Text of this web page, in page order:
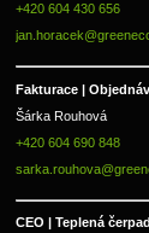
+420 604 430 656
Fakturace |
Šárka Rouhová
+420 604 690 848
CEO | Teplená